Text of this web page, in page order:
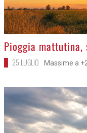
>
Pioggia mattutina,
25 LUGLIO Massime a